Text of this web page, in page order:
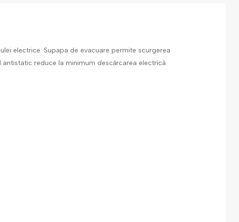
electrice. Supapa de evacuare permite scurgerea
reduce la minimum descărcarea electrică.